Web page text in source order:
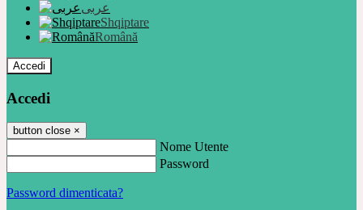
عربى
Shqiptare
Română
Accedi
Accedi
button close ×
Nome Utente
Password
Password dimenticata?